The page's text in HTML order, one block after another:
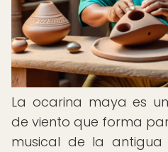
La ocarina maya es
de viento que forma
musical de la antigua